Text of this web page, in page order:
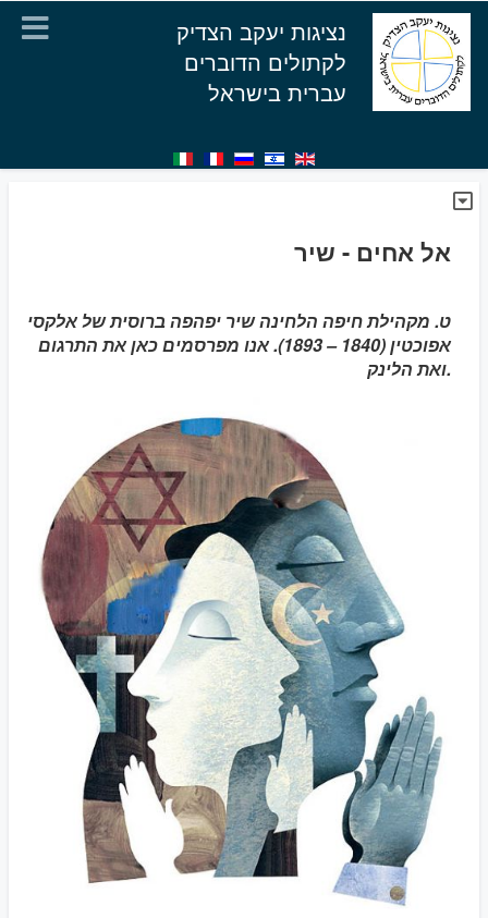
נציגות יעקב הצדיק
לקתולים הדוברים
עברית בישראל
אל אחים - שיר
ט. מקהילת חיפה הלחינה שיר יפהפה ברוסית של אלקסי
אפוכטין (1840 – 1893). אנו מפרסמים כאן את התרגום
ואת הלינק.